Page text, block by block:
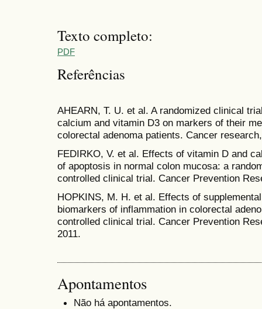
Texto completo:
PDF
Referências
AHEARN, T. U. et al. A randomized clinical
calcium and vitamin D3 on markers of their
colorectal adenoma patients. Cancer
FEDIRKO, V. et al. Effects of vitamin D and
of apoptosis in normal colon mucosa: a
controlled clinical trial. Cancer Prevention
HOPKINS, M. H. et al. Effects of
biomarkers of inflammation in colorectal
controlled clinical trial. Cancer Prevention
2011.
Apontamentos
Não há apontamentos.